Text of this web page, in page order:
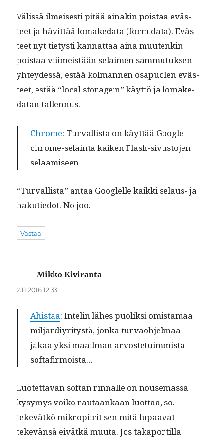
Välis­sä ilmeis­es­ti pitää ainakin pois­taa eväs­
teet ja hävit­tää lomake­da­ta (form data). Eväs­
teet nyt tietysti kan­nat­taa aina muutenkin
pois­taa vii­imeistään selaimen sam­mu­tuk­sen
yhtey­dessä, estää kol­man­nen osa­puolen eväs­
teet, estää “local storage:n” käyt­tö ja lomake­
datan tallennus.
Chrome: Tur­val­lista on käyt­tää Google
chrome-selain­ta kaiken Flash-sivus­to­jen
selaamiseen
“Tur­val­lista” antaa Googlelle kaik­ki selaus- ja
haku­tiedot. No joo.
Vastaa
Mikko Kiviranta
2.11.2016 12:33
Ahis­taa: Intelin läh­es puo­lik­si omis­ta­maa
mil­jardiyri­tys­tä, jon­ka tur­vao­hjel­maa
jakaa yksi maail­man arvoste­tu­im­mista
softafirmoista…
Luotet­ta­van sof­t­an rin­nalle on nouse­mas­sa
kysymys voiko rautaankaan luot­taa, so.
tekevätkö mikropi­ir­it sen mitä lupaa­vat
tekevän­sä eivätkä muu­ta. Jos taka­por­tilla